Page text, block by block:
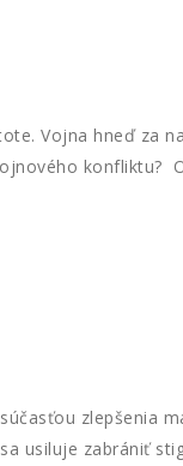
Vojna hneď
konfliktu?
zlepšenia
usiluje zabrániť